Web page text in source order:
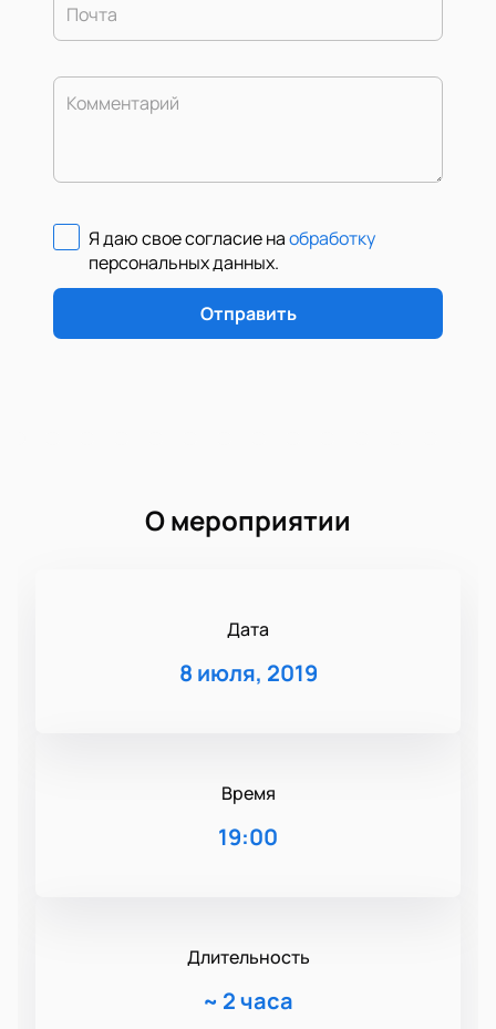
Почта
Комментарий
Я даю свое согласие наобработку
персональных данных.
Отправить
О мероприятии
Дата
8 июля, 2019
Время
19:00
Длительность
~ 2 часа